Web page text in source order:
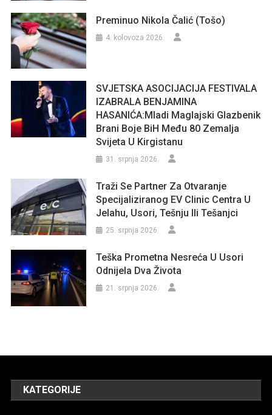
Preminuo Nikola Čalić (Tošo)
4. kolovoza 2026.
SVJETSKA ASOCIJACIJA FESTIVALA
IZABRALA BENJAMINA
HASANIĆA:Mladi Maglajski Glazbenik
Brani Boje BiH Među 80 Zemalja
Svijeta U Kirgistanu
31. srpnja 2026.
Traži Se Partner Za Otvaranje
Specijaliziranog EV Clinic Centra U
Jelahu, Usori, Tešnju Ili Tešanjci
25. srpnja 2026.
Teška Prometna Nesreća U Usori
Odnijela Dva Života
21. srpnja 2026.
KATEGORIJE